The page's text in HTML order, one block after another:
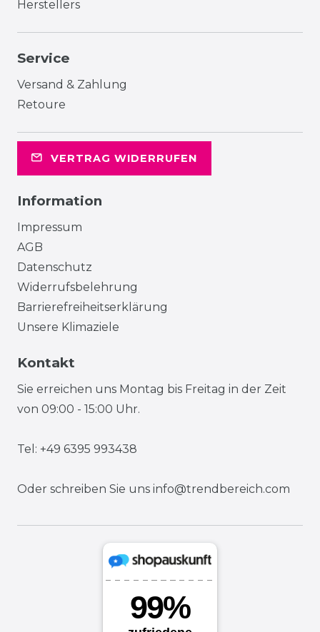
Herstellers
Service
Versand & Zahlung
Retoure
VERTRAG WIDERRUFEN
Information
Impressum
AGB
Datenschutz
Widerrufsbelehrung
Barrierefreiheitserklärung
Unsere Klimaziele
Kontakt
Sie erreichen uns Montag bis Freitag in der Zeit
von 09:00 - 15:00 Uhr.
Tel: +49 6395 993438
Oder schreiben Sie uns info@trendbereich.com